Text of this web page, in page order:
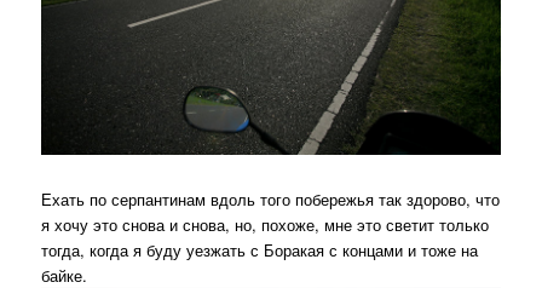
Ехать по серпантинам вдоль того побережья так здорово, что
я хочу это снова и снова, но, похоже, мне это светит только
тогда, когда я буду уезжать с Боракая с концами и тоже на
байке.